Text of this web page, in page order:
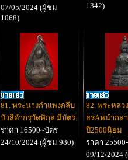
07/05/2024 (ผู้ชม
1068)
1342)
81. พระนางกำแพงกลีบ
บัวสีดำกรุวัดพิกุล มีบัตร
ราคา 16500~บัตร
24/10/2024 (ผู้ชม 980)
82. พระหลว
ธรAหน้ากล
ปี2500นิยม
ราคา
09/12/2024